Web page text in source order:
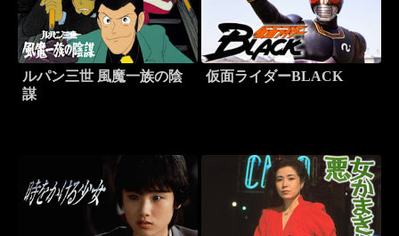
ルパン三世 風魔一族の陰
謀
仮面ライダーBLACK